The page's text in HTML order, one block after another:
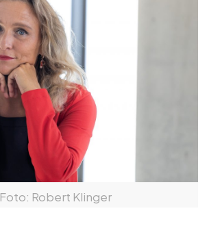
Foto: Robert Klinger